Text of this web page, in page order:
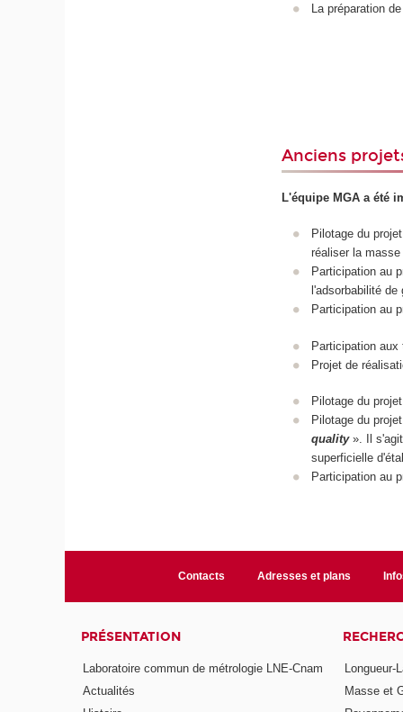
La préparation
Anciens
L'équipe MGA a été
Pilotage du
réaliser la
Participation au
l'adsorbabilité
Participation au
Participation
Projet de
Pilotage du
Pilotage du
quality». Il s'agit
superficielle
Participation au
Contacts Adresses et plans
PRÉSENTATION
Laboratoire commun de métrologie LNE-Cnam
Actualités
Longueur-
Masse et